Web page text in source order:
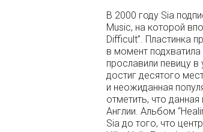
В 2000 году Sia
Music, на которой
Difficult”. Пластинка
в момент
прославили певицу в
достиг десятого
и неожиданная
отметить, что
Англии. Альбом
Sia до того, что